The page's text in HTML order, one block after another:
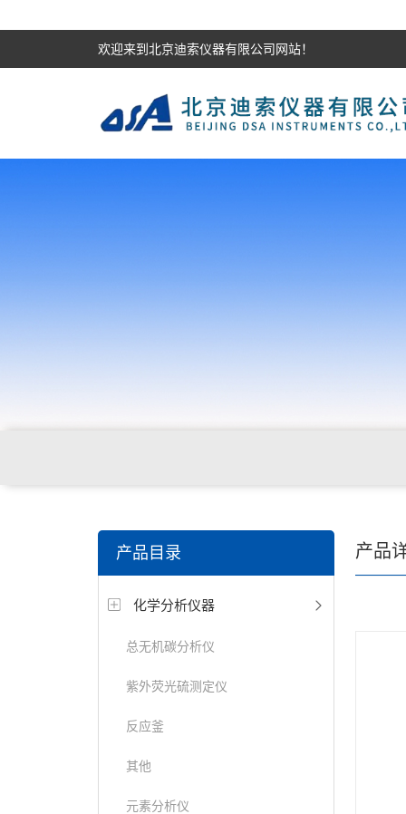
欢迎来到北京迪索仪器有限公司网站！
产品目录
化学分析仪器
总无机碳分析仪
紫外荧光硫测定仪
反应釜
其他
元素分析仪
产品